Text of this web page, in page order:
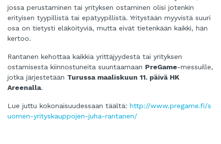
jossa perustaminen tai yrityksen ostaminen olisi jotenkin
erityisen tyypillistä tai epätyypillistä. Yritystään myyvistä suuri
osa on tietysti eläköityviä, mutta eivät tietenkään kaikki, hän
kertoo.
Rantanen kehottaa kaikkia yrittäjyydestä tai yrityksen
ostamisesta kiinnostuneita suuntaamaan PreGame-messuille,
jotka järjestetään Turussa maaliskuun 11. päivä HK
Areenalla.
Lue juttu kokonaisuudessaan täältä: http://www.pregame.fi/s
uomen-yrityskauppojen-juha-rantanen/